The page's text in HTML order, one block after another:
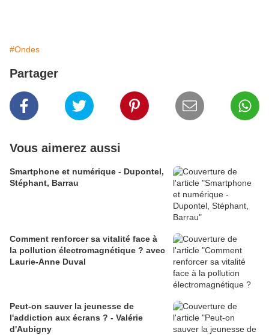
#Ondes
Partager
Vous aimerez aussi
Smartphone et numérique - Dupontel,
Stéphant, Barrau
Comment renforcer sa vitalité face à
la pollution électromagnétique ? avec
Laurie-Anne Duval
Peut-on sauver la jeunesse de
l'addiction aux écrans ? - Valérie
d'Aubigny